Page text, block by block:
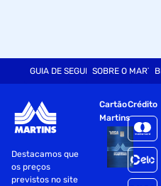
GUIA DE SEGURANÇA
SOBRE O
Destacamos que
os preços
previstos no site
Cartão
Martins
Crédito